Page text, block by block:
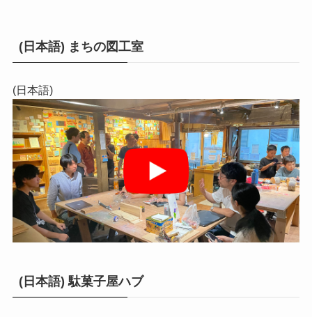
(日本語) まちの図工室
(日本語)
(日本語) 駄菓子屋ハブ